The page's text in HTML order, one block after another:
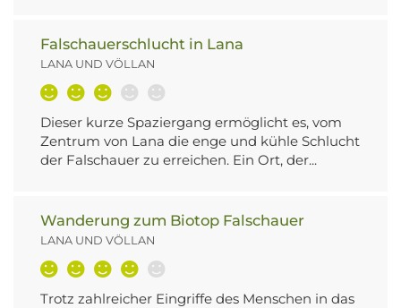
Falschauerschlucht in Lana
LANA UND VÖLLAN
Dieser kurze Spaziergang ermöglicht es, vom
Zentrum von Lana die enge und kühle Schlucht
der Falschauer zu erreichen. Ein Ort, der...
Wanderung zum Biotop Falschauer
LANA UND VÖLLAN
Trotz zahlreicher Eingriffe des Menschen in das